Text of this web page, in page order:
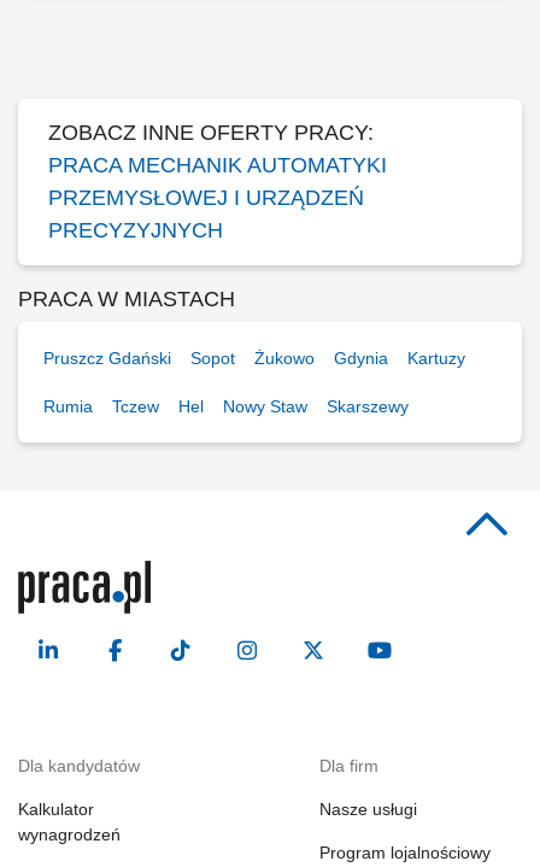
ZOBACZ INNE OFERTY PRACY:
PRACA MECHANIK AUTOMATYKI
PRZEMYSŁOWEJ I URZĄDZEŃ
PRECYZYJNYCH
PRACA W MIASTACH
Pruszcz Gdański Sopot Żukowo Gdynia Kartuzy
Rumia Tczew Hel Nowy Staw Skarszewy
Dla kandydatów
Kalkulator
wynagrodzeń
Dla firm
Nasze usługi
Program lojalnościowy